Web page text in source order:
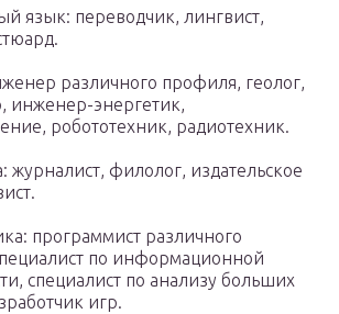
язык: переводчик, лингвист,
различного профиля, геолог,
инженер-энергетик,
робототехник, радиотехник.
журналист, филолог, издательское
программист различного
по информационной
специалист по анализу больших
игр.